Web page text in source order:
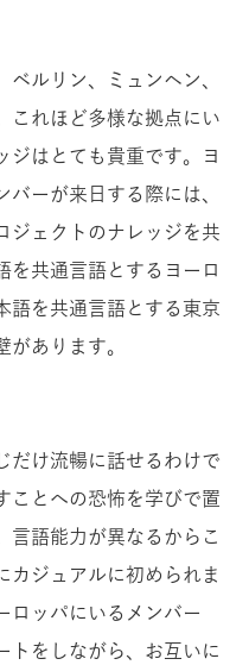
ルリン、ミュンヘン、
これほど多様な拠点にい
ジはとても貴重です。ヨ
ーが来日する際には、
ジェクトのナレッジを共
を共通言語とするヨーロ
語を共通言語とする東京
があります。
だけ流暢に話せるわけで
ことへの恐怖を学びで置
言語能力が異なるからこ
カジュアルに初められま
ロッパにいるメンバー
トをしながら、お互いに